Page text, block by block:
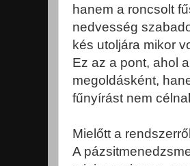
hanem a roncsolt
nedvesség
kés utoljára mikor
Ez az a pont, ahol
megoldásként,
fűnyírást nem
Mielőtt a
A